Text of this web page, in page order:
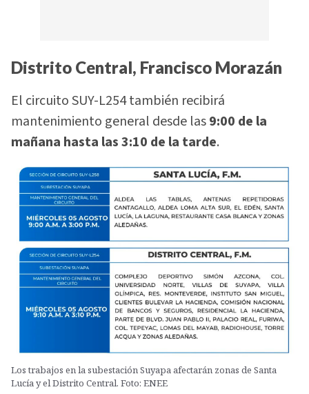
Distrito Central, Francisco Morazán
El circuito SUY-L254 también recibirá
mantenimiento general desde las9:00 de la
mañana hasta las 3:10 de la tarde.
Los trabajos en la subestación Suyapa afectarán zonas de Santa
Lucía y el Distrito Central. Foto: ENEE